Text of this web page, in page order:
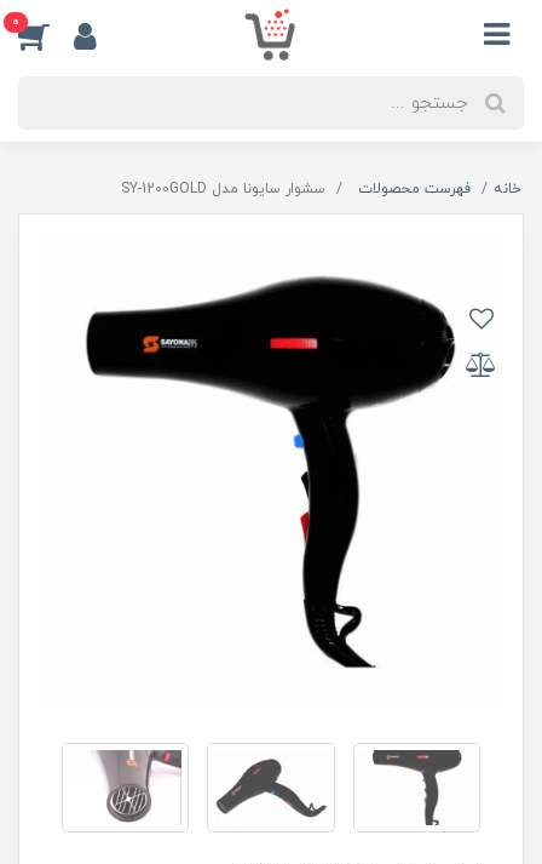
0
خانه فهرست محصولات سشوار سایونا مدل SY-1200GOLD